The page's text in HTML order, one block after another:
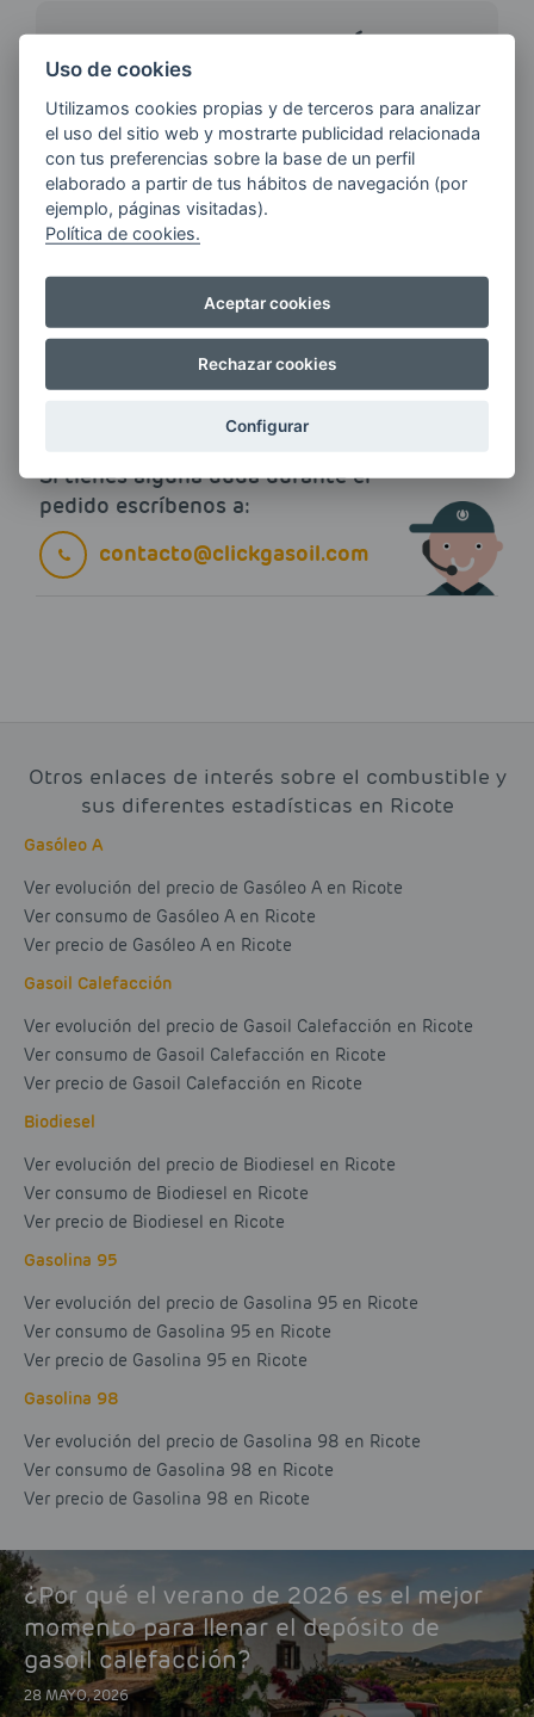
LAS
ÚLTIMAS NOVEDADES?
E-MAIL
ENERGIAS por cualquier medio, incluido
electrónico.Más información
Si tienes alguna duda durante el
pedido escríbenos a:
contacto@clickgasoil.com
Otros enlaces de interés sobre el combustible y
sus diferentes estadísticas en Ricote
Gasóleo A
Ver evolución del precio de Gasóleo A en Ricote
Ver consumo de Gasóleo A en Ricote
Ver precio de Gasóleo A en Ricote
Gasoil Calefacción
Ver evolución del precio de Gasoil Calefacción en Ricote
Ver consumo de Gasoil Calefacción en Ricote
Ver precio de Gasoil Calefacción en Ricote
Biodiesel
Ver evolución del precio de Biodiesel en Ricote
Ver consumo de Biodiesel en Ricote
Ver precio de Biodiesel en Ricote
Gasolina 95
Ver evolución del precio de Gasolina 95 en Ricote
Ver consumo de Gasolina 95 en Ricote
Ver precio de Gasolina 95 en Ricote
Gasolina 98
Ver evolución del precio de Gasolina 98 en Ricote
Ver consumo de Gasolina 98 en Ricote
Ver precio de Gasolina 98 en Ricote
¿Por qué el verano de 2026 es el mejor
momento para llenar el depósito de
gasoil calefacción?
28 MAYO, 2026
Uso de cookies
Utilizamos cookies propias y de terceros para analizar
el uso del sitio web y mostrarte publicidad relacionada
con tus preferencias sobre la base de un perfil
elaborado a partir de tus hábitos de navegación (por
ejemplo, páginas visitadas).
Política de cookies.
Aceptar cookies
Rechazar cookies
Configurar